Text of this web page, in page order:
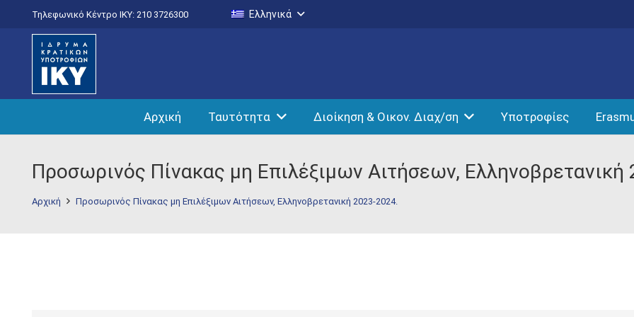
Τηλεφωνικό Κέντρο IKY: 210 3726300 Ελληνικά
Αρχική Ταυτότητα Διοίκηση & Οικον. Διαχ/ση Υποτροφίες
Προσωρινός Πίνακας μη Επιλέξιμων Αιτήσεων, Ελληνοβρετανική
Αρχική Προσωρινός Πίνακας μη Επιλέξιμων Αιτήσεων, Ελληνοβρετανική 2023-2024.